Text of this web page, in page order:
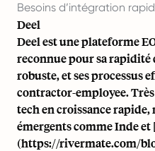
Besoins d’intégration
Deel
Deel est une plateforme
reconnue pour sa
robuste, et ses processus
contractor-employee.
tech en croissance
émergents commeIndeet
(https://rivermate.com/